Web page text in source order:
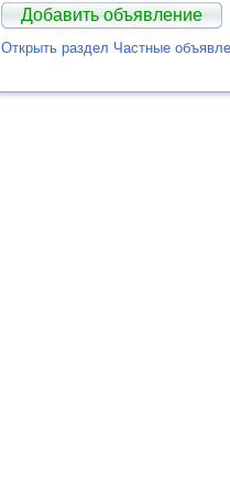
Добавить объявление
Открыть раздел Частные